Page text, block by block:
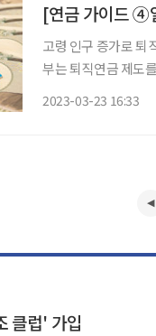
[연금 가이드 ④
고령 인구 증가로 퇴
부는 퇴직연금 제도
2023-03-23 16:33
클럽' 가입